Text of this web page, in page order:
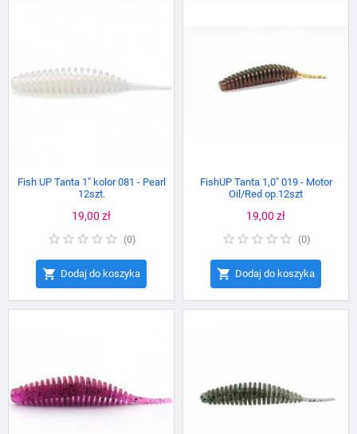
Fish UP Tanta 1″ kolor 081 - Pearl
12szt.
Cena
19,00 zł
(0)
 Dodaj do koszyka
FishUP Tanta 1,0" 019 - Motor
Oil/Red op.12szt
Cena
19,00 zł
(0)
 Dodaj do koszyka